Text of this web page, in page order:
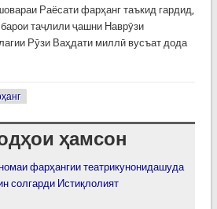
Раёсати фарҳанг таъкид гардид,
таҷлили ҷашни Наврӯзи
Рӯзи Ваҳдати миллӣ вусъат дода
ҳамсон
фарҳангии театрикунонидашуда
солгарди Истиқлолият